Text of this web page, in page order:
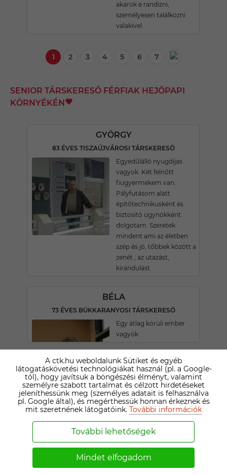
akarok e randizni,
személyesen találkozni
valakivel.
1 2 3 4 5 6 7
SENIOR TÁRSKERESŐ FÉRFIAK HEJŐPAPI
KÖRNYÉKÉN
GYÖRGY
83 ÉVES TISZAÚJVÁROSI TÁRSKERESŐ
Egyedűlálló nyugdíjas
vagyok. Két felnőtt
fiugyermekem van.
Pályfutásom alatt
építőtechnikusként és
biztositó ügynökként
dolgotam. Szeretek
mindent ami az életben
szép és jó, tőbbek között a
zenét , az utazást,
kirándulást.
BÉLA
73 ÉVES BÜKKARANYOSI TÁRSKERESŐ
Egy átlag körüli ember
vagyok
JÁNOS
71 ÉVES SAJÓBÁBONYI TÁRSKERESŐ
Vidám őszinte nem
dohányzó, társasági ivó.
GYULA
79 ÉVES MEZŐCSÁTI TÁRSKERESŐ
Félek hogy bármi érhet.
kell hogy legyen
A ctk.hu weboldalunk Sütiket és egyéb
látogatáskövetési technológiákat használ (pl. a Google-
tól), hogy javítsuk a böngészési élményt, valamint
személyre szabott tartalmat és célzott hirdetéseket
jeleníthessünk meg (személyes adatait is felhasználva
pl. Google által), és megérthessük honnan érkeznek és
mit szeretnének látogatóink. További információk
További lehetőségek
Mindet elfogadom